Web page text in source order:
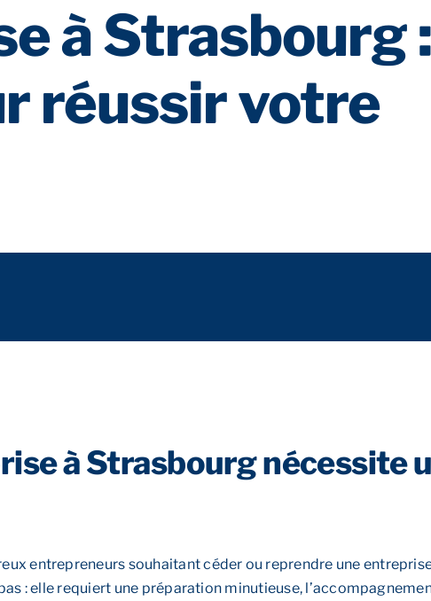
à Strasbourg :
réussir votre
à Strasbourg nécessite
entrepreneurs souhaitant céder ou reprendre une
: elle requiert une préparation minutieuse,